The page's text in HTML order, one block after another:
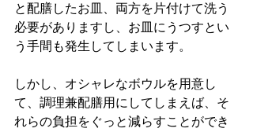
と配膳したお皿、両方を片付けて洗う
必要がありますし、お皿にうつすとい
う手間も発生してしまいます。
しかし、オシャレなボウルを用意し
て、調理兼配膳用にしてしまえば、そ
れらの負担をぐっと減らすことができ